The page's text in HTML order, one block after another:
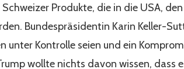
Produkte, die in die USA,
Bundespräsidentin Karin Keller-
unter Kontrolle seien und ein
wollte nichts davon wissen, dass